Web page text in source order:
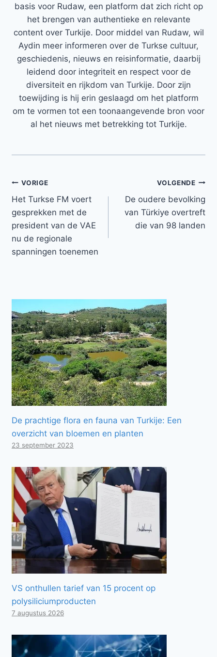
basis voor Rudaw, een platform dat zich richt op
het brengen van authentieke en relevante
content over Turkije. Door middel van Rudaw, wil
Aydin meer informeren over de Turkse cultuur,
geschiedenis, nieuws en reisinformatie, daarbij
leidend door integriteit en respect voor de
diversiteit en rijkdom van Turkije. Door zijn
toewijding is hij erin geslaagd om het platform
om te vormen tot een toonaangevende bron voor
al het nieuws met betrekking tot Turkije.
Bericht
navigatie
VORIGE
Het Turkse FM voert
gesprekken met de
president van de VAE
nu de regionale
spanningen toenemen
VOLGENDE
De oudere bevolking
van Türkiye overtreft
die van 98 landen
De prachtige flora en fauna van Turkije: Een
overzicht van bloemen en planten
23 september 2023
VS onthullen tarief van 15 procent op
polysiliciumproducten
7 augustus 2026